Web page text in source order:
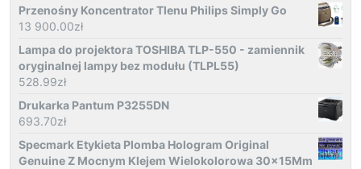
Przenośny Koncentrator Tlenu Philips Simply Go
13 900.00zł
Lampa do projektora TOSHIBA TLP-550 - zamiennik
oryginalnej lampy bez modułu (TLPL55)
528.99zł
Drukarka Pantum P3255DN
693.70zł
Specmark Etykieta Plomba Hologram Original
Genuine Z Mocnym Klejem Wielokolorowa 30x15Mm